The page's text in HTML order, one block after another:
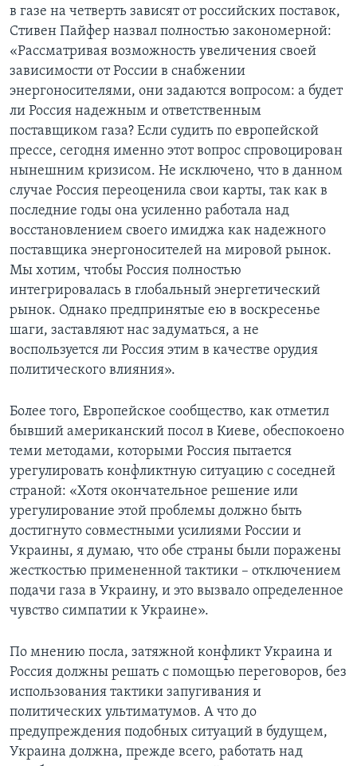
в газе на четверть зависят от российских поставок,
Стивен Пайфер назвал полностью закономерной:
«Рассматривая возможность увеличения своей
зависимости от России в снабжении
энергоносителями, они задаются вопросом: а будет
ли Россия надежным и ответственным
поставщиком газа? Если судить по европейской
прессе, сегодня именно этот вопрос спровоцирован
нынешним кризисом. Не исключено, что в данном
случае Россия переоценила свои карты, так как в
последние годы она усиленно работала над
восстановлением своего имиджа как надежного
поставщика энергоносителей на мировой рынок.
Мы хотим, чтобы Россия полностью
интегрировалась в глобальный энергетический
рынок. Однако предпринятые ею в воскресенье
шаги, заставляют нас задуматься, а не
воспользуется ли Россия этим в качестве орудия
политического влияния».
Более того, Европейское сообщество, как отметил
бывший американский посол в Киеве, обеспокоено
теми методами, которыми Россия пытается
урегулировать конфликтную ситуацию с соседней
страной: «Хотя окончательное решение или
урегулирование этой проблемы должно быть
достигнуто совместными усилиями России и
Украины, я думаю, что обе страны были поражены
жесткостью примененной тактики – отключением
подачи газа в Украину, и это вызвало определенное
чувство симпатии к Украине».
По мнению посла, затяжной конфликт Украина и
Россия должны решать с помощью переговоров, без
использования тактики запугивания и
политических ультиматумов. А что до
предупреждения подобных ситуаций в будущем,
Украина должна, прежде всего, работать над